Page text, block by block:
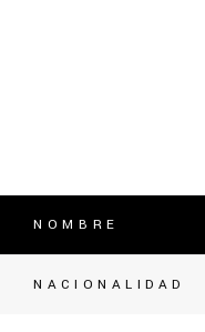
NOMBRE
NACIONALIDAD